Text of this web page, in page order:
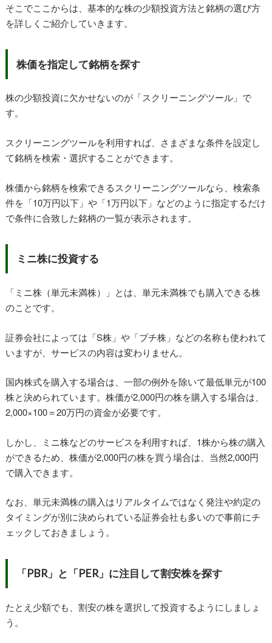
そこでここからは、基本的な株の少額投資方法と銘柄の選び方
を詳しくご紹介していきます。
株価を指定して銘柄を探す
株の少額投資に欠かせないのが「スクリーニングツール」で
す。
スクリーニングツールを利用すれば、さまざまな条件を設定し
て銘柄を検索・選択することができます。
株価から銘柄を検索できるスクリーニングツールなら、検索条
件を「10万円以下」や「1万円以下」などのように指定するだけ
で条件に合致した銘柄の一覧が表示されます。
ミニ株に投資する
「ミニ株（単元未満株）」とは、単元未満株でも購入できる株
のことです。
証券会社によっては「S株」や「プチ株」などの名称も使われて
いますが、サービスの内容は変わりません。
国内株式を購入する場合は、一部の例外を除いて最低単元が100
株と決められています。株価が2,000円の株を購入する場合は、
2,000×100＝20万円の資金が必要です。
しかし、ミニ株などのサービスを利用すれば、1株から株の購入
ができるため、株価が2,000円の株を買う場合は、当然2,000円
で購入できます。
なお、単元未満株の購入はリアルタイムではなく発注や約定の
タイミングが別に決められている証券会社も多いので事前にチ
ェックしておきましょう。
「PBR」と「PER」に注目して割安株を探す
たとえ少額でも、割安の株を選択して投資するようにしましょ
う。